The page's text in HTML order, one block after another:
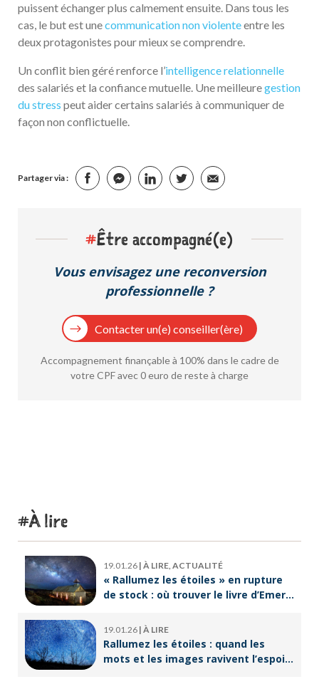
puissent échanger plus calmement ensuite. Dans tous les
cas, le but est unecommunication non violenteentre les
deux protagonistes pour mieux se comprendre.
Un conflit bien géré renforce l’intelligence relationnelle
des salariés et la confiance mutuelle. Une meilleuregestion
du stress peut aider certains salariés à communiquer de
façon non conflictuelle.
Partager via :
#Être accompagné(e)
Vous envisagez une reconversion
professionnelle ?
Contacter un(e) conseiller(ère)
Accompagnement finançable à 100% dans le cadre de
votre CPF avec 0 euro de reste à charge
À lire
19.01.26 | À LIRE, ACTUALITÉ
« Rallumez les étoiles » en rupture
de stock : où trouver le livre d’Emeric
19.01.26 | À LIRE
Rallumez les étoiles : quand les
mots et les images ravivent l’espoir